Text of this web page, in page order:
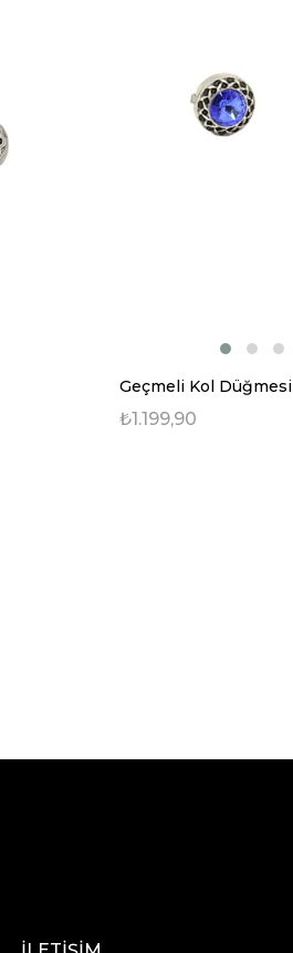
Geçmeli Kol Düğmesi
₺1.199,90